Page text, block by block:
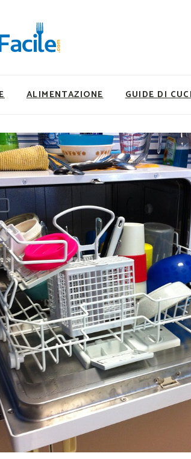
e Veloci
Piatti
e Rustici
unici
Ingrediente
ALIMENTAZIONE
Utility
Super Alimenti
Nutrizionista a tavola
Ricette Vegetariane
Ricette Vegane
Rumors
GUIDE DI